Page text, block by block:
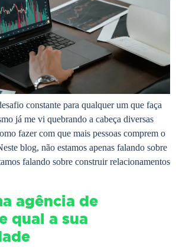
constante para qualquer um que faça
já me vi quebrando a cabeça diversas
fazer com que mais pessoas comprem o
blog, não estamos apenas falando sobre
falando sobre construir relacionamentos
agência de
qual a sua